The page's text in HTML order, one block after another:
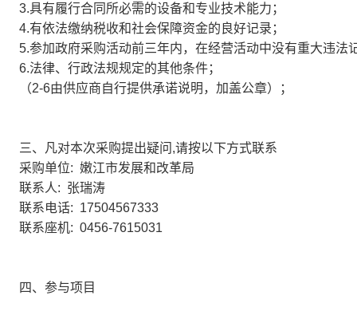
3.具有履行合同所必需的设备和专业技术能力；
4.有依法缴纳税收和社会保障资金的良好记录；
5.参加政府采购活动前三年内，在经营活动中没有重大违法
6.法律、行政法规规定的其他条件；
（2-6由供应商自行提供承诺说明，加盖公章）；
三、凡对本次采购提出疑问,请按以下方式联系
采购单位: 嫩江市发展和改革局
联系人: 张瑞涛
联系电话: 17504567333
联系座机: 0456-7615031
四、参与项目